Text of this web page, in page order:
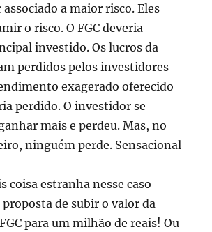
a maior risco. Eles
o risco. O FGC deveria
investido. Os lucros da
perdidos pelos investidores
exagerado oferecido
perdido. O investidor se
mais e perdeu. Mas, no
ninguém perde. Sensacional
coisa estranha nesse caso
de subir o valor da
para um milhão de reais! Ou